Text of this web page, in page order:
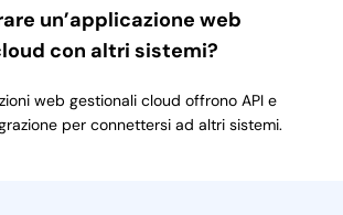
un’applicazione web
con altri sistemi?
web gestionali cloud offrono API e
per connettersi ad altri sistemi.